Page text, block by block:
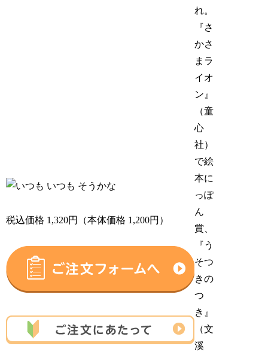
税込価格 1,320円（本体価格 1,200円）
れ。
『さ
かさ
まラ
イオ
ン』
（童
心
社）
で絵
本に
っぽ
ん
賞、
『う
そつ
きの
つ
き』
（文
溪